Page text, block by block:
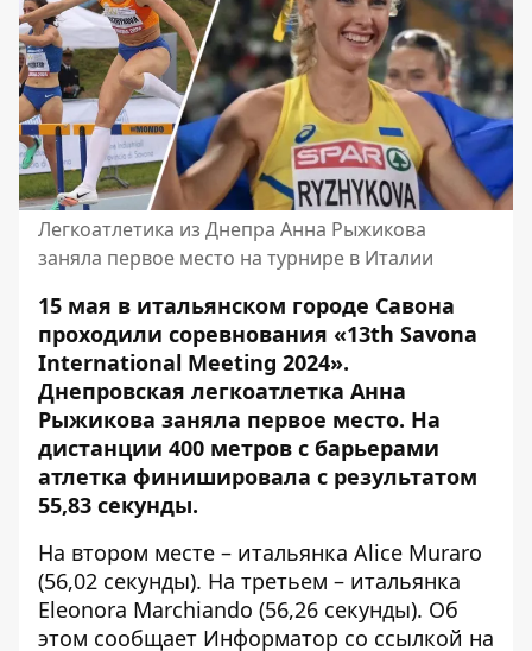
Легкоатлетика из Днепра Анна Рыжикова
заняла первое место на турнире в Италии
15 мая в итальянском городе Савона
проходили соревнования «13th Savona
International Meeting 2024».
Днепровская легкоатлетка Анна
Рыжикова заняла первое место. На
дистанции 400 метров с барьерами
атлетка финишировала с результатом
55,83 секунды.
На втором месте – итальянка Alice Muraro
(56,02 секунды). На третьем – итальянка
Eleonora Marchiando (56,26 секунды). Об
этом сообщает Информатор со ссылкой на